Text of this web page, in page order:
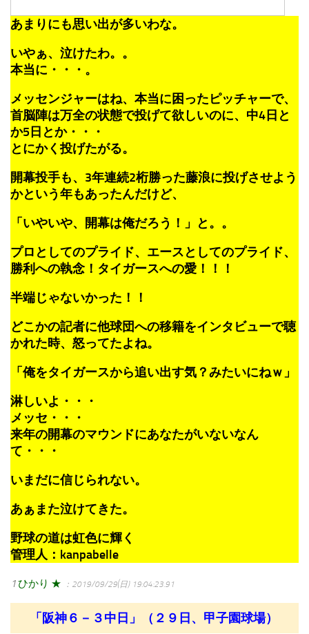
あまりにも思い出が多いわな。
いやぁ、泣けたわ。。
本当に・・・。
メッセンジャーはね、本当に困ったピッチャーで、
首脳陣は万全の状態で投げて欲しいのに、中4日と
か5日とか・・・
とにかく投げたがる。
開幕投手も、3年連続2桁勝った藤浪に投げさせよう
かという年もあったんだけど、
「いやいや、開幕は俺だろう！」と。。
プロとしてのプライド、エースとしてのプライド、
勝利への執念！タイガースへの愛！！！
半端じゃないかった！！
どこかの記者に他球団への移籍をインタビューで聴
かれた時、怒ってたよね。
「俺をタイガースから追い出す気？みたいにねｗ」
淋しいよ・・・
メッセ・・・
来年の開幕のマウンドにあなたがいないなん
て・・・
いまだに信じられない。
あぁまた泣けてきた。
野球の道は虹色に輝く
管理人：kanpabelle
1ひかり ★ ：2019/09/29(日) 19:04:23.91
「阪神６－３中日」（２９日、甲子園球場）